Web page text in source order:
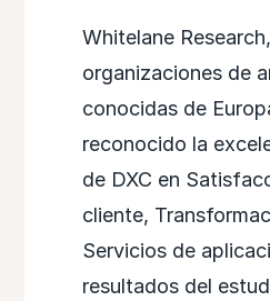
Whitelane
organizaciones de
conocidas de
reconocido la
de DXC en
cliente,
Servicios de
resultados del